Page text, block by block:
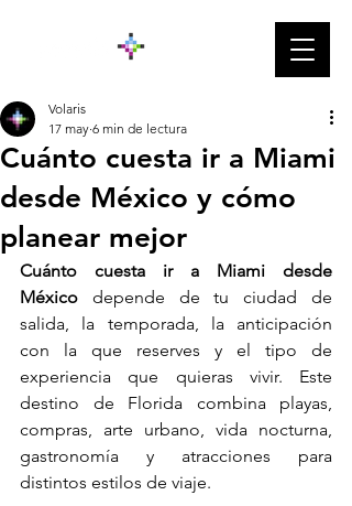
Cuánto cuesta ir a Miami
desde México y cómo
planear mejor
Volaris
17 may 6 min de lectura
Cuánto cuesta ir a Miami desde
México depende de tu ciudad de
salida, la temporada, la anticipación
con la que reserves y el tipo de
experiencia que quieras vivir. Este
destino de Florida combina playas,
compras, arte urbano, vida nocturna,
gastronomía y atracciones para
distintos estilos de viaje.